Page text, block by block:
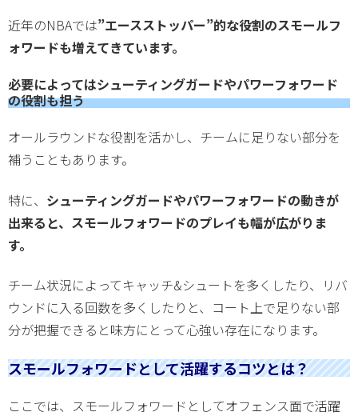
近年のNBAでは”エースストッパー”的な役割のスモールフ
ォワードも増えてきています。
必要によってはシューティングガードやパワーフォワード
の役割も担う
オールラウンドな役割を活かし、チームに足りない部分を
補うこともあります。
特に、 シューティングガードやパワーフォワードの動きが
出来ると、スモールフォワードのプレイも幅が広がりま
す。
チーム状況によってキャッチ&シュートを多くしたり、リバ
ウンドに入る回数を多くしたりと、コート上で足りない部
分が把握できると味方にとって心強い存在になります。
スモールフォワードとして活躍するコツとは？
ここでは、スモールフォワードとしてオフェンス面で活躍